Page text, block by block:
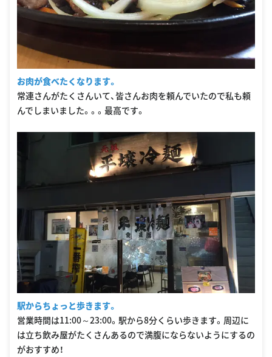
お肉が食べたくなります。
常連さんがたくさんいて、皆さんお肉を頼んでいたので私も頼
んでしまいました。。。最高です。
駅からちょっと歩きます。
営業時間は11:00～23:00。駅から8分くらい歩きます。周辺に
は立ち飲み屋がたくさんあるので満腹にならないようにするの
がおすすめ！